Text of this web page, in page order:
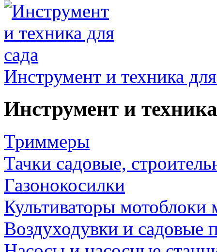
Инструмент и техника
Инструмент и
Триммеры
Тачки садовые,
Газонокосилки
Культиваторы мотоблоки
Воздуходувки и садовые